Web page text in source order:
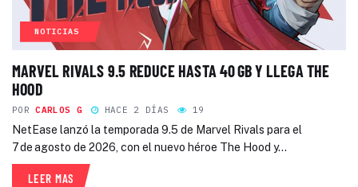
NOTICIAS
MARVEL RIVALS 9.5 REDUCE HASTA 40 GB Y LLEGA THE
HOOD
POR CARLOS G HACE 2 DÍAS 19
NetEase lanzó la temporada 9.5 de Marvel Rivals para el
7 de agosto de 2026, con el nuevo héroe The Hood y...
LEER MAS